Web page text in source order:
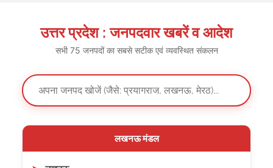
उत्तर प्रदेश : जनपदवार खबरें व आदेश
सभी 75 जनपदों का सबसे सटीक एवं व्यवस्थित संकलन
लखनऊ मंडल